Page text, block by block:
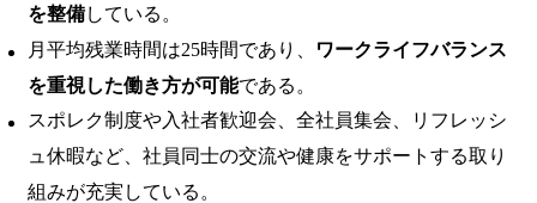
を整備している。 ​
月平均残業時間は25時間であり、
ワークライフバランス
を重視した働き方が可能である。 ​
スポレク制度や入社者歓迎会、全社員集会、リフレッシ
ュ休暇など、社員同士の交流や健康をサポートする取り
組みが充実している。